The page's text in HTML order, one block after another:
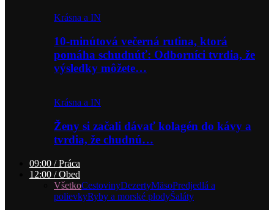
Krásna a IN
10-minútová večerná rutina, ktorá
pomáha schudnúť: Odborníci tvrdia, že
výsledky môžete…
Krásna a IN
Ženy si začali dávať kolagén do kávy a
tvrdia, že chudnú…
09:00 / Práca
12:00 / Obed
VšetkoCestovinyDezertyMäsoPredjedlá a
polievkyRyby a morské plodyŠaláty